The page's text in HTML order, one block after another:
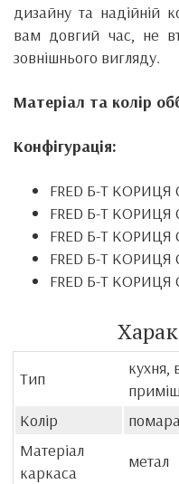
дизайну та надійній
вам довгий час, не
зовнішнього вигляду.
Матеріал та колір
Конфігурація:
FRED Б-Т КОРИЦЯ
FRED Б-Т КОРИЦЯ
FRED Б-Т КОРИЦЯ
FRED Б-Т КОРИЦЯ
FRED Б-Т КОРИЦЯ
Тип
кухня,
Колір
Матеріал
каркаса
метал